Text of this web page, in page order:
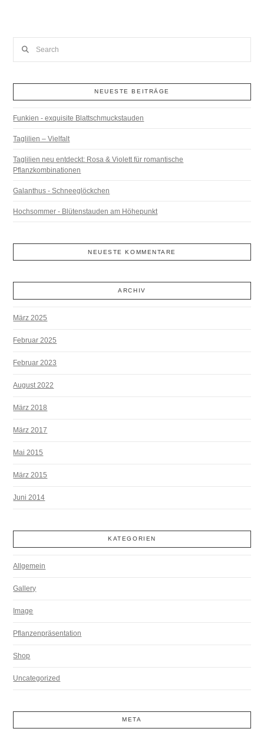
NEUESTE BEITRÄGE
Funkien - exquisite Blattschmuckstauden
Taglilien – Vielfalt
Taglilien neu entdeckt: Rosa & Violett für romantische
Pflanzkombinationen
Galanthus - Schneeglöckchen
Hochsommer - Blütenstauden am Höhepunkt
NEUESTE KOMMENTARE
ARCHIV
März 2025
Februar 2025
Februar 2023
August 2022
März 2018
März 2017
Mai 2015
März 2015
Juni 2014
KATEGORIEN
Allgemein
Gallery
Image
Pflanzenpräsentation
Shop
Uncategorized
META